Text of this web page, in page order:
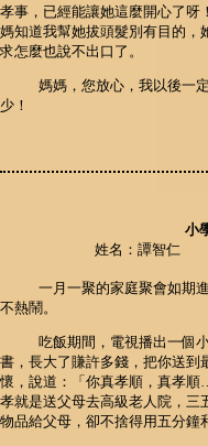
孝事，已經能讓她這麼開心了呀
媽知道我幫她拔頭髮別有目的，
求怎麼也說不出口了。
媽媽，您放心，我以後一
少！
小
姓名：譚智仁
一月一聚的家庭聚會如期
不熱鬧。
吃飯期間，電視播出一個
書，長大了賺許多錢，把你送
懷，說道：「你真孝順，真孝
孝就是送父母去高級老人院，三
物品給父母，卻不捨得用五分鐘